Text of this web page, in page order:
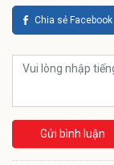
Chia sẻ Facebook
Gửi bình luận